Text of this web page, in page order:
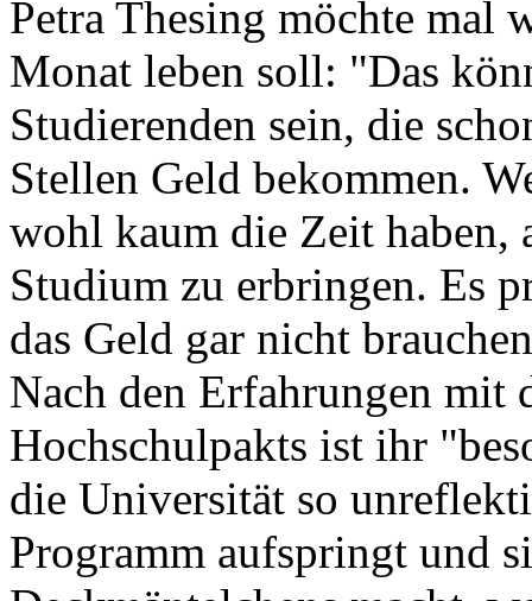
Petra Thesing möchte mal
Monat leben soll: "Das
Studierenden sein, die
Stellen Geld bekommen.
wohl kaum die Zeit haben,
Studium zu erbringen. Es
das Geld gar nicht
Nach den Erfahrungen mit
Hochschulpakts ist ihr
die Universität so
Programm aufspringt und